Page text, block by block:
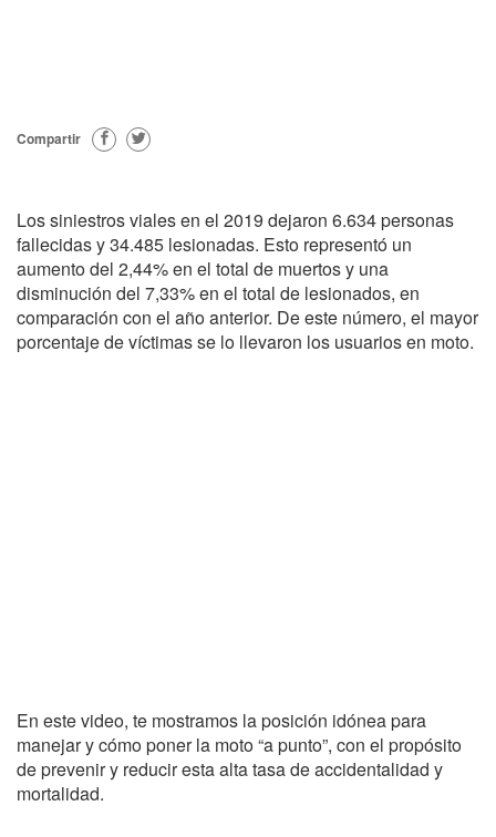
Compartir
Los siniestros viales en el 2019 dejaron 6.634 personas
fallecidas y 34.485 lesionadas. Esto representó un
aumento del 2,44% en el total de muertos y una
disminución del 7,33% en el total de lesionados, en
comparación con el año anterior. De este número, el mayor
porcentaje de víctimas se lo llevaron los usuarios en moto.
En este video, te mostramos la posición idónea para
manejar y cómo poner la moto “a punto”, con el propósito
de prevenir y reducir esta alta tasa de accidentalidad y
mortalidad.